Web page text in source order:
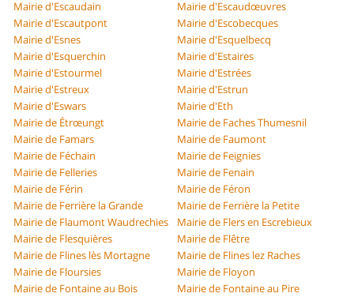
Mairie d'Escaudain
Mairie d'Escaudœuvres
Mairie d'Escautpont
Mairie d'Escobecques
Mairie d'Esnes
Mairie d'Esquelbecq
Mairie d'Esquerchin
Mairie d'Estaires
Mairie d'Estourmel
Mairie d'Estrées
Mairie d'Estreux
Mairie d'Estrun
Mairie d'Eswars
Mairie d'Eth
Mairie de Étrœungt
Mairie de Faches Thumesnil
Mairie de Famars
Mairie de Faumont
Mairie de Féchain
Mairie de Feignies
Mairie de Felleries
Mairie de Fenain
Mairie de Férin
Mairie de Féron
Mairie de Ferrière la Grande
Mairie de Ferrière la Petite
Mairie de Flaumont Waudrechies
Mairie de Flers en Escrebieux
Mairie de Flesquières
Mairie de Flêtre
Mairie de Flines lès Mortagne
Mairie de Flines lez Raches
Mairie de Floursies
Mairie de Floyon
Mairie de Fontaine au Bois
Mairie de Fontaine au Pire